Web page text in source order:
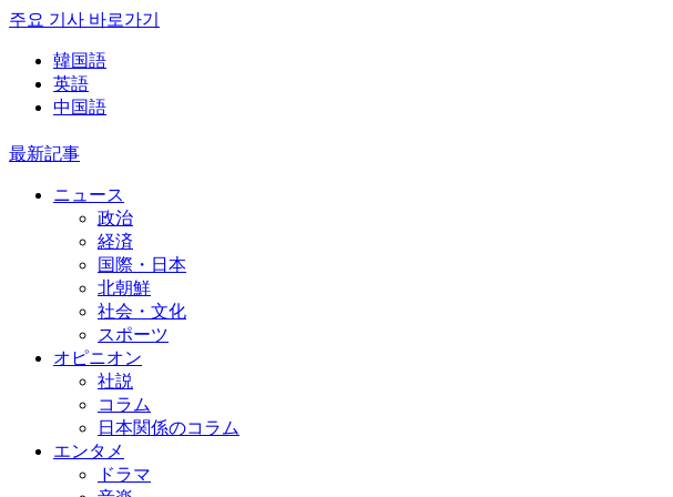
주요 기사 바로가기
韓国語
英語
中国語
最新記事
ニュース
政治
経済
国際・日本
北朝鮮
社会・文化
スポーツ
オピニオン
社説
コラム
日本関係のコラム
エンタメ
ドラマ